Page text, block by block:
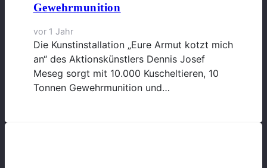
Gewehrmunition
vor 1 Jahr
Die Kunstinstallation „Eure Armut kotzt mich
an“ des Aktionskünstlers Dennis Josef
Meseg sorgt mit 10.000 Kuscheltieren, 10
Tonnen Gewehrmunition und…